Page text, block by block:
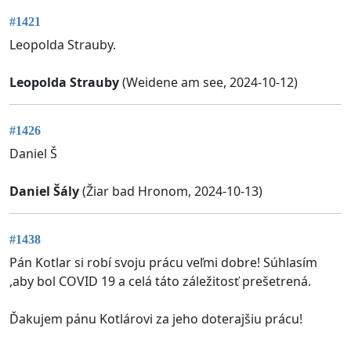
#1421
Leopolda Strauby.
Leopolda Strauby(Weidene am see, 2024-10-12)
#1426
Daniel Š
Daniel Šály(Žiar bad Hronom, 2024-10-13)
#1438
Pán Kotlar si robí svoju prácu veľmi dobre! Súhlasím
,aby bol COVID 19 a celá táto záležitosť prešetrená.
Ďakujem pánu Kotlárovi za jeho doterajšiu prácu!